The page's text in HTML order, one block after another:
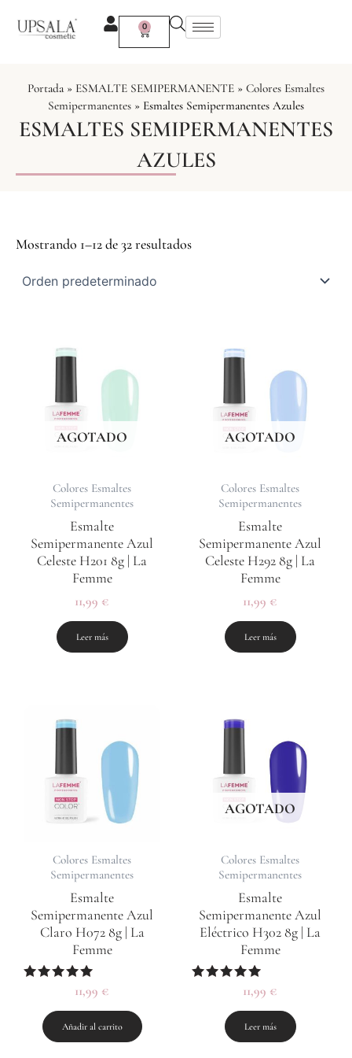
contenido
0
Carrito
Portada » ESMALTE SEMIPERMANENTE » Colores Esmaltes
Semipermanentes » Esmaltes Semipermanentes Azules
ESMALTES SEMIPERMANENTES
AZULES
Mostrando 1–12 de 32 resultados
AGOTADO
Colores Esmaltes
Semipermanentes
Esmalte
Semipermanente Azul
Celeste H201 8g | La
Femme
11,99 €
Leer más
AGOTADO
Colores Esmaltes
Semipermanentes
Esmalte
Semipermanente Azul
Celeste H292 8g | La
Femme
11,99 €
Leer más
Colores Esmaltes
Semipermanentes
Esmalte
Semipermanente Azul
Claro H072 8g | La
Femme
Valorado
5.00
de 5
11,99 €
Añadir al carrito
AGOTADO
Colores Esmaltes
Semipermanentes
Esmalte
Semipermanente Azul
Eléctrico H302 8g | La
Femme
Valorado
5.00
de 5
11,99 €
Leer más